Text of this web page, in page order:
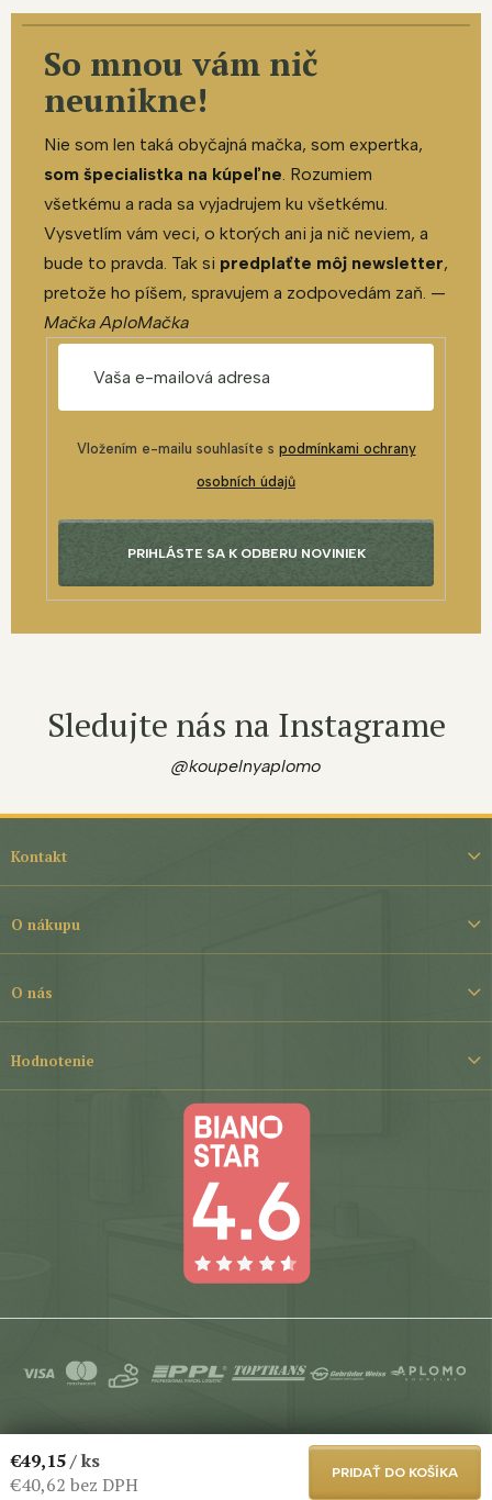
So mnou vám nič
neunikne!
Nie som len taká obyčajná mačka, som expertka,
som špecialistka na kúpeľne . Rozumiem
všetkému a rada sa vyjadrujem ku všetkému.
Vysvetlím vám veci, o ktorých ani ja nič neviem, a
bude to pravda. Tak si predplaťte môj newsletter,
pretože ho píšem, spravujem a zodpovedám zaň. —
Mačka AploMačka
Vložením e-mailu souhlasíte s podmínkami ochrany
osobních údajů
PRIHLÁSTE SA K ODBERU NOVINIEK
Sledujte nás na Instagrame
@koupelnyaplomo
i
Kontakt
O nákupu
O nás
Hodnotenie
. Všetky práva vyhradené.
€49,15/ ks
€40,62 bez DPH
PRIDAŤ DO KOŠÍKA